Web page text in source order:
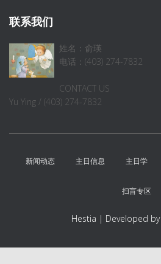
联系我们
姓名：俞瑛
电话：(403) 274-7832
CONTACT US
Yu Ying / (403) 274-7832
新闻动态 主日信息 主日学
扫盲专区
Hestia | Developed by